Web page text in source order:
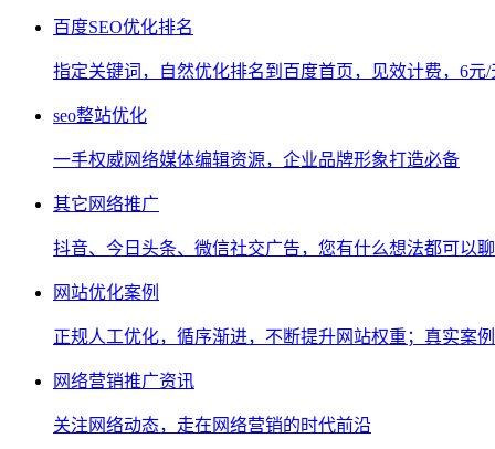
百度SEO优化排名
指定关键词，自然优化排名到百度首页，见效计费，6元/
seo整站优化
一手权威网络媒体编辑资源，企业品牌形象打造必备
其它网络推广
抖音、今日头条、微信社交广告，您有什么想法都可以
网站优化案例
正规人工优化，循序渐进，不断提升网站权重；真实案
网络营销推广资讯
关注网络动态，走在网络营销的时代前沿